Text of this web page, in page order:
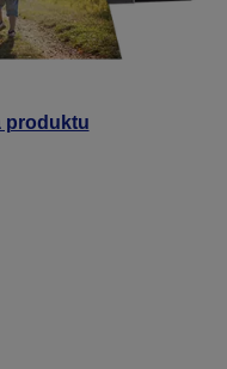
produktu